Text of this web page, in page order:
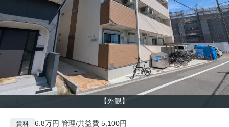
【外観】
賃料 6.8万円 管理/共益費 5,100円